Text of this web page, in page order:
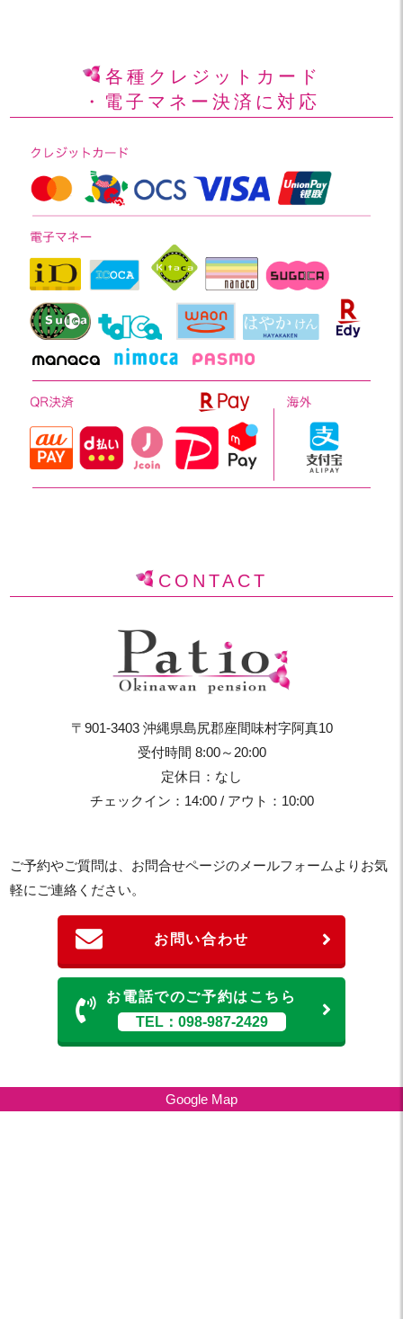
各種クレジットカード
・電子マネー決済に対応
CONTACT
〒901-3403 沖縄県島尻郡座間味村字阿真10
受付時間 8:00～20:00
定休日：なし
チェックイン：14:00 / アウト：10:00
ご予約やご質問は、お問合せページのメールフォームよりお気
軽にご連絡ください。
お問い合わせ
お電話でのご予約はこちら
TEL：098-987-2429
Google Map